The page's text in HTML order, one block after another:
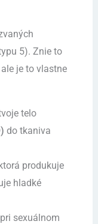
5). Znie to
je to vlastne
telo
do tkaniva
produkuje
hladké
sexuálnom